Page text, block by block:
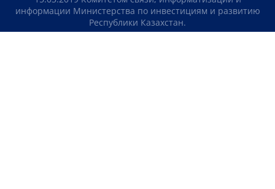
информации Министерства по инвестициям и развитию
Республики Казахстан.